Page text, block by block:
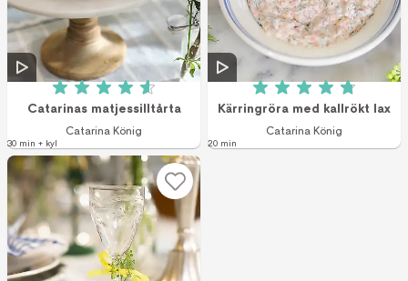
Betyg: 4.6 av 5 (8 röster)
Catarinas matjessilltårta
Catarina König
30 min + kyl
Betyg: 4.8 av 5
Kärringröra med kallrökt lax
Catarina König
20 min